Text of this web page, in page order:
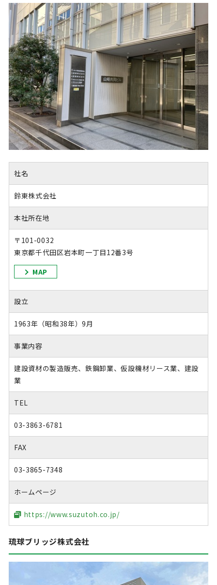
社名
鈴東株式会社
本社所在地
〒101-0032
東京都千代田区岩本町一丁目12番3号
MAP
設立
1963年（昭和38年）9月
事業内容
建設資材の製造販売、鉄鋼卸業、仮設機材リース業、建設
業
TEL
03-3863-6781
FAX
03-3865-7348
ホームページ
https://www.suzutoh.co.jp/
琉球ブリッジ株式会社